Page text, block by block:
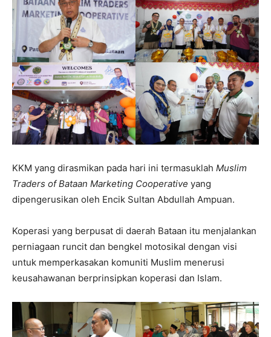
KKM yang dirasmikan pada hari ini termasuklah Muslim
Traders of Bataan Marketing Cooperative yang
dipengerusikan oleh Encik Sultan Abdullah Ampuan.
Koperasi yang berpusat di daerah Bataan itu menjalankan
perniagaan runcit dan bengkel motosikal dengan visi
untuk memperkasakan komuniti Muslim menerusi
keusahawanan berprinsipkan koperasi dan Islam.